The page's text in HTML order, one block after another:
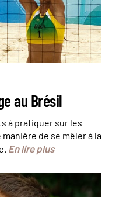
au Brésil
à pratiquer sur les
de se mêler à la
En lire plus